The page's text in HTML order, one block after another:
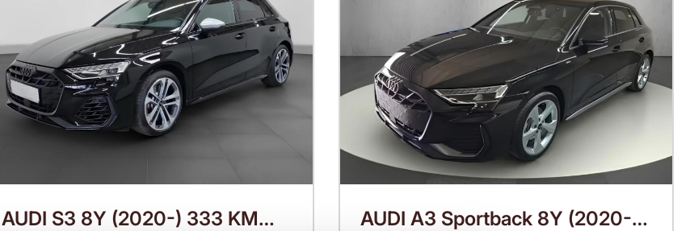
AUDI S3 8Y (2020-) 333 KM
AUDI A3 Sportback 8Y (2020-)